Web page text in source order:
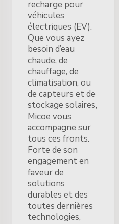
recharge pour
véhicules
électriques (EV).
Que vous ayez
besoin d’eau
chaude, de
chauffage, de
climatisation, ou
de capteurs et de
stockage solaires,
Micoe vous
accompagne sur
tous ces fronts.
Forte de son
engagement en
faveur de
solutions
durables et des
toutes dernières
technologies,